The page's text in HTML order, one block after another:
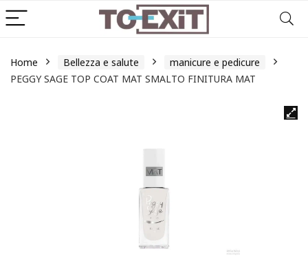
Home Bellezza e salute
manicure e pedicure
PEGGY SAGE TOP COAT MAT SMALTO FINITURA MAT